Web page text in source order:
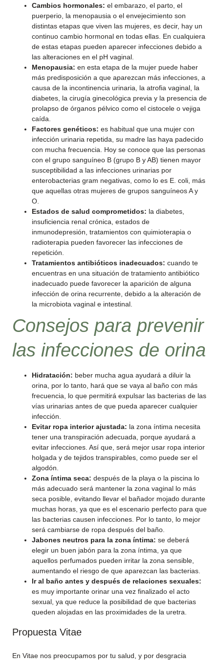
Cambios hormonales: el embarazo, el parto, el
puerperio, la menopausia o el envejecimiento son
distintas etapas que viven las mujeres, es decir, hay un
continuo cambio hormonal en todas ellas. En cualquiera
de estas etapas pueden aparecer infecciones debido a
las alteraciones en el pH vaginal.
Menopausia: en esta etapa de la mujer puede haber
más predisposición a que aparezcan más infecciones, a
causa de la incontinencia urinaria, la atrofia vaginal, la
diabetes, la cirugía ginecológica previa y la presencia de
prolapso de órganos pélvico como el cistocele o vejiga
caída.
Factores genéticos: es habitual que una mujer con
infección urinaria repetida, su madre las haya padecido
con mucha frecuencia. Hoy se conoce que las personas
con el grupo sanguíneo B (grupo B y AB) tienen mayor
susceptibilidad a las infecciones urinarias por
enterobacterias gram negativas, como lo es E. coli, más
que aquellas otras mujeres de grupos sanguíneos A y
O.
Estados de salud comprometidos: la diabetes,
insuficiencia renal crónica, estados de
inmunodepresión, tratamientos con quimioterapia o
radioterapia pueden favorecer las infecciones de
repetición.
Tratamientos antibióticos inadecuados: cuando te
encuentras en una situación de tratamiento antibiótico
inadecuado puede favorecer la aparición de alguna
infección de orina recurrente, debido a la alteración de
la microbiota vaginal e intestinal.
Consejos para prevenir
las infecciones de orina
Hidratación: beber mucha agua ayudará a diluir la
orina, por lo tanto, hará que se vaya al baño con más
frecuencia, lo que permitirá expulsar las bacterias de las
vías urinarias antes de que pueda aparecer cualquier
infección.
Evitar ropa interior ajustada: la zona íntima necesita
tener una transpiración adecuada, porque ayudará a
evitar infecciones. Así que, será mejor usar ropa interior
holgada y de tejidos transpirables, como puede ser el
algodón.
Zona íntima seca: después de la playa o la piscina lo
más adecuado será mantener la zona vaginal lo más
seca posible, evitando llevar el bañador mojado durante
muchas horas, ya que es el escenario perfecto para que
las bacterias causen infecciones. Por lo tanto, lo mejor
será cambiarse de ropa después del baño.
Jabones neutros para la zona íntima: se deberá
elegir un buen jabón para la zona íntima, ya que
aquellos perfumados pueden irritar la zona sensible,
aumentando el riesgo de que aparezcan las bacterias.
Ir al baño antes y después de relaciones sexuales:
es muy importante orinar una vez finalizado el acto
sexual, ya que reduce la posibilidad de que bacterias
queden alojadas en las proximidades de la uretra.
Propuesta Vitae
En Vitae nos preocupamos por tu salud, y por desgracia